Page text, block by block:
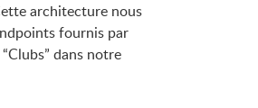
architecture nous
fournis par
dans notre